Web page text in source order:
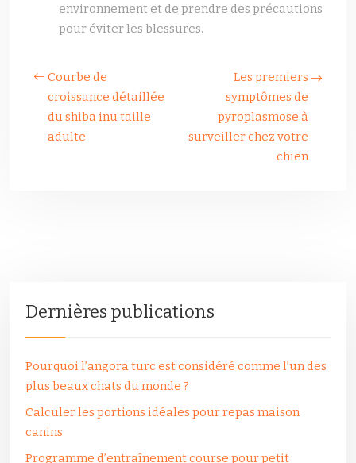
environnement et de prendre des précautions
pour éviter les blessures.
Courbe de
croissance détaillée
du shiba inu taille
adulte
Les premiers
symptômes de
pyroplasmose à
surveiller chez votre
chien
Dernières publications
Pourquoi l’angora turc est considéré comme l’un des
plus beaux chats du monde ?
Calculer les portions idéales pour repas maison
canins
Programme d’entraînement course pour petit